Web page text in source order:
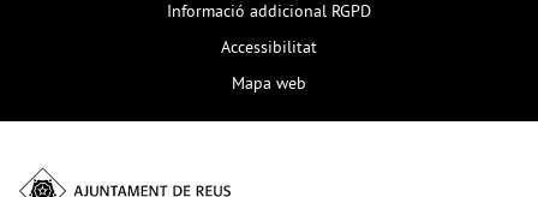
Informació addicional RGPD
Accessibilitat
Mapa web